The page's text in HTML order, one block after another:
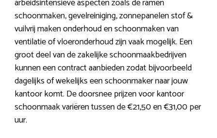
schoonmaken, gevelreiniging, zonnepanelen stof &
vuilvrij maken onderhoud en schoonmaken van
ventilatie of vloeronderhoud zijn vaak mogelijk. Een
groot deel van de zakelijke schoonmaakbedrijven
kunnen een contract aanbieden zodat bijvoorbeeld
dagelijks of wekelijks een schoonmaker naar jouw
kantoor komt. De doorsnee prijzen voor kantoor
schoonmaak variëren tussen de €21,50 en €31,00 per
uur.